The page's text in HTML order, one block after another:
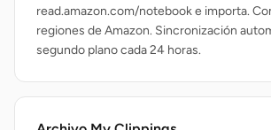
read.amazon.com/notebook e importa.
regiones de Amazon. Sincronización
segundo plano cada 24 horas.